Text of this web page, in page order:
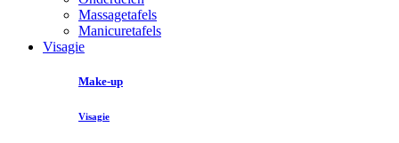
Massagetafels
Manicuretafels
Visagie
Make-up
Visagie